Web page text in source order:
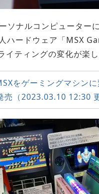
ソナルコンピューター
ハードウェア「MSX
イティングの変化が楽し
をゲーミングマシン
（2023.03.10 12:30 更